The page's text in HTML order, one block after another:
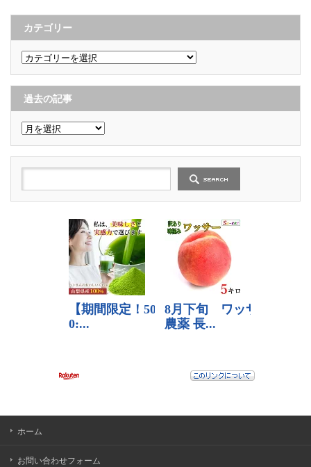
カテゴリー
カ
テ
ゴ
リ
ー
過去の記事
過
去
の
記
事
ホーム
お問い合わせフォーム